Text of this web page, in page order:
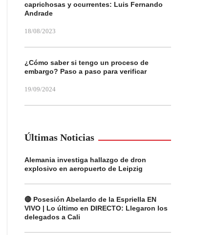
caprichosas y ocurrentes: Luis Fernando
Andrade
18/08/2023
¿Cómo saber si tengo un proceso de
embargo? Paso a paso para verificar
19/09/2024
Últimas Noticias
Alemania investiga hallazgo de dron
explosivo en aeropuerto de Leipzig
🔴 Posesión Abelardo de la Espriella EN
VIVO | Lo último en DIRECTO: Llegaron los
delegados a Cali